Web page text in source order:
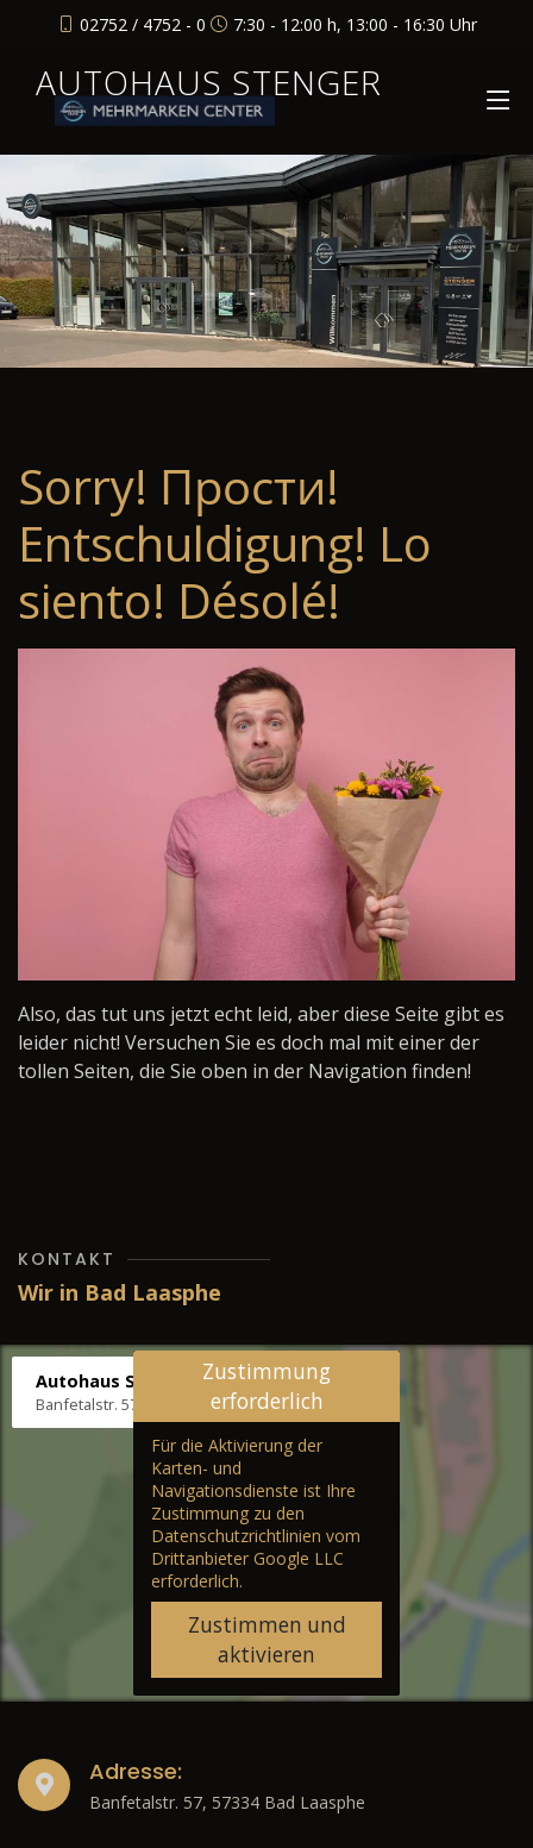
02752 / 4752 - 0 7:30 - 12:00 h, 13:00 - 16:30 Uhr
AUTOHAUS STENGER
Sorry! Прости!
Entschuldigung! Lo
siento! Désolé!
Also, das tut uns jetzt echt leid, aber diese Seite gibt es
leider nicht! Versuchen Sie es doch mal mit einer der
tollen Seiten, die Sie oben in der Navigation finden!
KONTAKT
Wir in Bad Laasphe
Autohaus Stenger
Banfetalstr. 57, 57334 Bad Laasphe
Zustimmung
erforderlich
Für die Aktivierung der
Karten- und
Navigationsdienste ist Ihre
Zustimmung zu den
Datenschutzrichtlinien vom
Drittanbieter Google LLC
erforderlich.
Zustimmen und
aktivieren
Adresse:
Banfetalstr. 57, 57334 Bad Laasphe